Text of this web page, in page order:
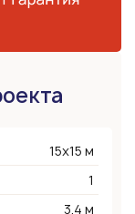
15х15 м
1
3.4 м